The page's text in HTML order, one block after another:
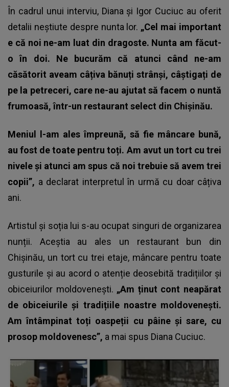
În cadrul unui interviu, Diana și Igor Cuciuc au oferit
detalii neștiute despre nunta lor. „Cel mai important
e că noi ne-am luat din dragoste. Nunta am făcut-
o în doi. Ne bucurăm că atunci când ne-am
căsătorit aveam câțiva bănuți strânși, câștigați de
pe la petreceri, care ne-au ajutat să facem o nuntă
frumoasă, într-un restaurant select din Chișinău.
Meniul l-am ales împreună, să fie mâncare bună,
au fost de toate pentru toți. Am avut un tort cu trei
nivele și atunci am spus că noi trebuie să avem trei
copii”, a declarat interpretul în urmă cu doar câțiva
ani.
Artistul și soția lui s-au ocupat singuri de organizarea
nunții. Aceștia au ales un restaurant bun din
Chișinău, un tort cu trei etaje, mâncare pentru toate
gusturile și au acord o atenție deosebită tradițiilor și
obiceiurilor moldovenești. „Am ținut cont neapărat
de obiceiurile și tradițiile noastre moldovenești.
Am întâmpinat toți oaspeții cu pâine și sare, cu
prosop moldovenesc”, a mai spus Diana Cuciuc.